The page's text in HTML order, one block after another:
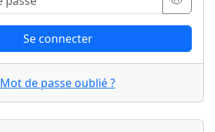
Se connecter
Mot de passe oublié ?